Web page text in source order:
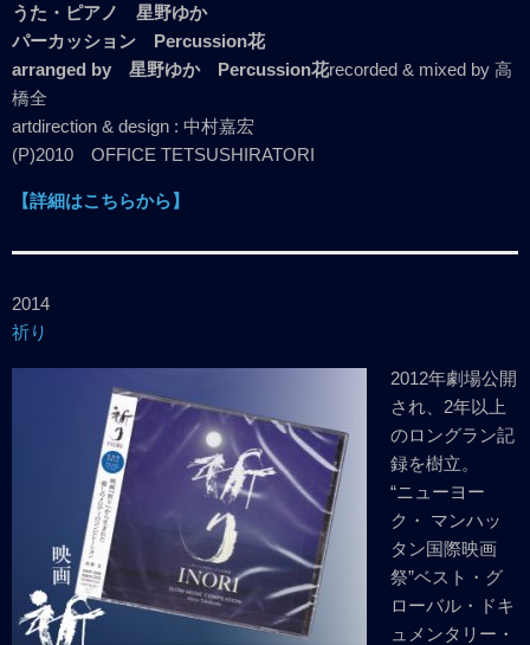
うた・ピアノ 星野ゆか
パーカッション Percussion花
arranged by 星野ゆか Percussion花recorded & mixed by 高
橋全
artdirection & design : 中村嘉宏
(P)2010 OFFICE TETSUSHIRATORI
【詳細はこちらから】
2014
祈り
2012年劇場公開
され、2年以上
のロングラン記
録を樹立。
“ニューヨー
ク・ マンハッ
タン国際映画
祭”ベスト・グ
ローバル・ドキ
ュメンタリー・